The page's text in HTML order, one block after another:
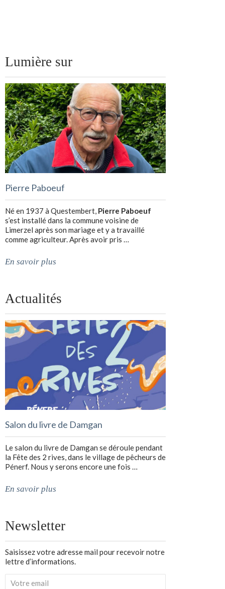
Lumière sur
Pierre Paboeuf
Né en 1937 à Questembert, Pierre Paboeuf
s’est installé dans la commune voisine de
Limerzel après son mariage et y a travaillé
comme agriculteur. Après avoir pris …
En savoir plus
Actualités
Salon du livre de Damgan
Le salon du livre de Damgan se déroule pendant
la Fête des 2 rives, dans le village de pêcheurs de
Pénerf. Nous y serons encore une fois …
En savoir plus
Newsletter
Saisissez votre adresse mail pour recevoir notre
lettre d’informations.